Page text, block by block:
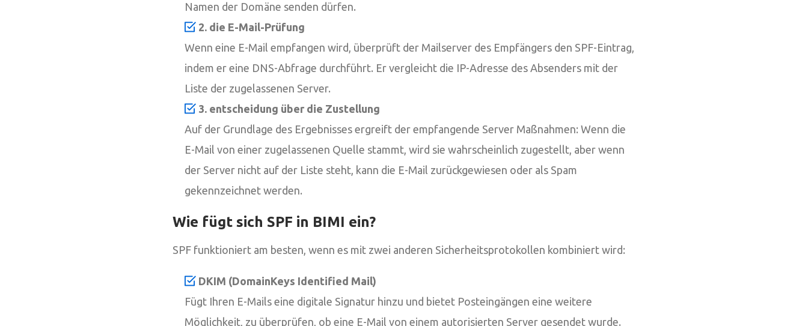
Namen der Domäne senden dürfen.
2. die E-Mail-Prüfung
Wenn eine E-Mail empfangen wird, überprüft der Mailserver des Empfängers den SPF-Eintrag,
indem er eine DNS-Abfrage durchführt. Er vergleicht die IP-Adresse des Absenders mit der
Liste der zugelassenen Server.
3. entscheidung über die Zustellung
Auf der Grundlage des Ergebnisses ergreift der empfangende Server Maßnahmen: Wenn die
E-Mail von einer zugelassenen Quelle stammt, wird sie wahrscheinlich zugestellt, aber wenn
der Server nicht auf der Liste steht, kann die E-Mail zurückgewiesen oder als Spam
gekennzeichnet werden.
Wie fügt sich SPF in BIMI ein?
SPF funktioniert am besten, wenn es mit zwei anderen Sicherheitsprotokollen kombiniert wird:
DKIM (DomainKeys Identified Mail)
Fügt Ihren E-Mails eine digitale Signatur hinzu und bietet Posteingängen eine weitere
Möglichkeit, zu überprüfen, ob eine E-Mail von einem autorisierten Server gesendet wurde.